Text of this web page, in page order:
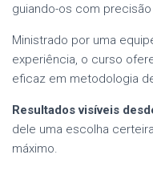
guiando-os com
Ministrado por uma
experiência, o curso
eficaz em metodologia
Resultados visíveis
dele uma escolha
máximo.